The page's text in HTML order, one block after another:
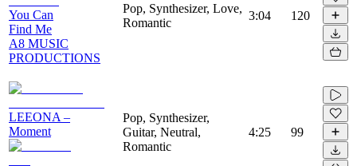
You Can
Find Me
A8 MUSIC
PRODUCTIONS
Pop, Synthesizer, Love,
Romantic
3:04 120
LEEONA –
Moment
Pop, Synthesizer,
Guitar, Neutral,
Romantic
4:25 99